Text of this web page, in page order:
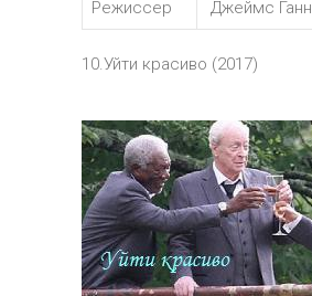
Режиссер Джеймс Ганн
10.Уйти красиво (2017)